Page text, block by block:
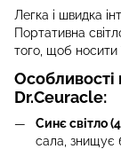
Легка і швидка
Портативна
того, щоб носити
Dr.Ceuracle:
Синє світло
сала, знищує